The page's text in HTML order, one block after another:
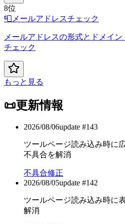
8位
📮 メールアドレスチェック
メールアドレスの形式とドメイ
チェック
もっと見る
📜更新情報
2026/08/06update #143
ツールページ読み込み時に
不具合を解消
不具合修正
2026/08/05update #142
ツールページ読み込み時に
解消